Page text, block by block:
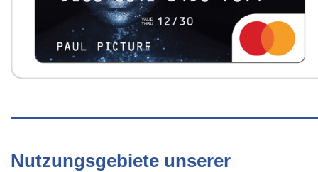
Nutzungsgebiete unserer